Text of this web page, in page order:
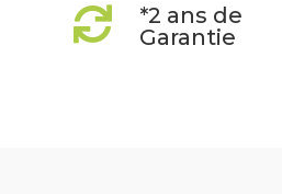

*2 ans de
Garantie